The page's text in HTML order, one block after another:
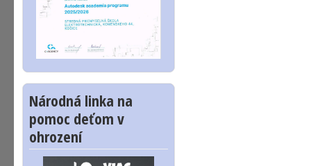
Národná linka na
pomoc deťom v
ohrození